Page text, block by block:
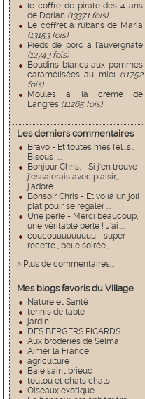
le coffre de pirate des 4 ans
de Dorian (13371 fois)
Le coffret à rubans de Maria
(13153 fois)
Pieds de porc à l'auvergnate
(12743 fois)
Boudins blancs aux pommes
caramélisées au miel (11752
fois)
Moules à la crème de
Langres (11265 fois)
Les derniers commentaires
Bravo - Et toutes mes fél...s..
Bisous ...
Bonjour Chris, - Si j'en trouve
j'essaierais avec plaisir,
j'adore ...
Bonsoir Chris - Et voilà un joli
plat pouir se régaler ...
Une perle - Merci beaucoup,
une véritable perle ! J'ai ...
coucouuuuuuuuu - super
recette , belle soirée , ...
> Plus de commentaires...
Mes blogs favoris du Village
Nature et Santé
tennis de table
jardin
DES BERGERS PICARDS
Aux broderies de Selma
Aimer la France
agriculture
Baie saint brieuc
toutou et chats chats
Oiseaux exotique